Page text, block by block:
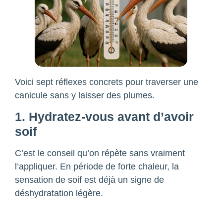
Voici sept réflexes concrets pour traverser une
canicule sans y laisser des plumes.
1. Hydratez-vous avant d’avoir
soif
C’est le conseil qu’on répète sans vraiment
l’appliquer. En période de forte chaleur, la
sensation de soif est déjà un signe de
déshydratation légère.